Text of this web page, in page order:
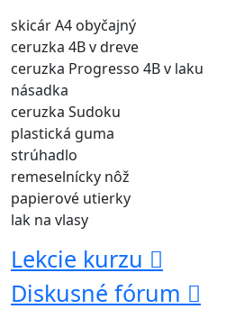
skicár A4 obyčajný
ceruzka 4B v dreve
ceruzka Progresso 4B v laku
násadka
ceruzka Sudoku
plastická guma
strúhadlo
remeselnícky nôž
papierové utierky
lak na vlasy
Lekcie kurzu
Diskusné fórum